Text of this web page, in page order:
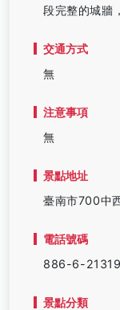
段完整的城牆
交通方式
無
注意事項
無
景點地址
臺南市700中
電話號碼
886-6-
景點分類